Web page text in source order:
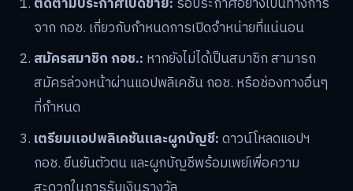
ออมอย่างต่อเนื่อง
แนวทางปฏิบัติ: เตรียมตัวเปิดพอร์ต
สลากเกษียณ
สำหรับผู้ที่สนใจเปิดพอร์ตสลากเกษียณ สามารถเตรียม
ความพร้อมได้ตามขั้นตอนต่อไปนี้: